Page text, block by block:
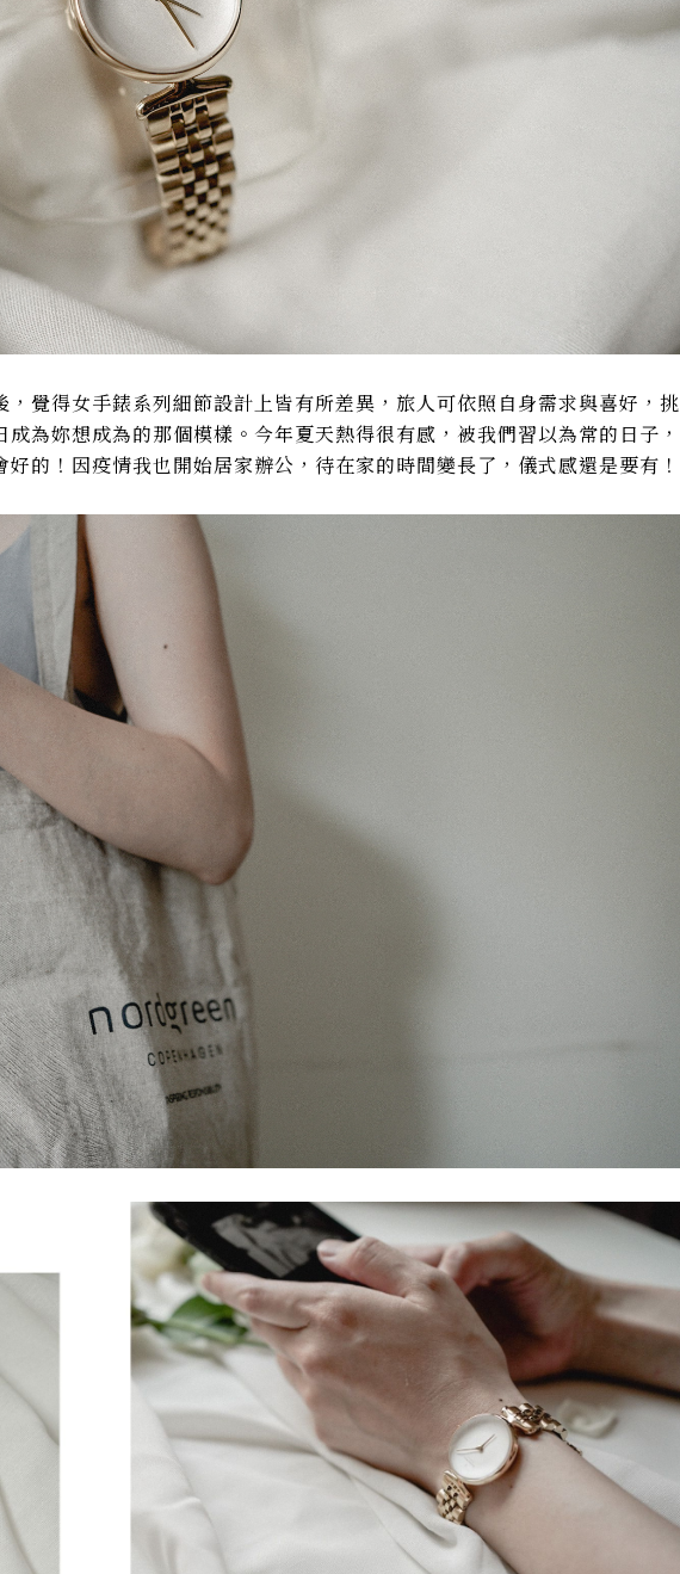
，覺得女手錶系列細節設計上皆有所差異，旅人可依照自身需求與喜好，挑
為妳想成為的那個模樣。今年夏天熱得很有感，被我們習以為常的日子，
的！因疫情我也開始居家辦公，待在家的時間變長了，儀式感還是要有！